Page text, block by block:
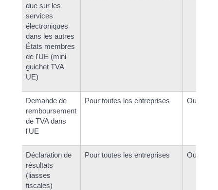
due sur les
services
électroniques
dans les autres
États membres
de l'UE (mini-
guichet TVA
UE)
Demande de
remboursement
de TVA dans
l'UE
Pour toutes les entreprises Oui
Déclaration de
résultats
(liasses
fiscales)
Pour toutes les entreprises Oui